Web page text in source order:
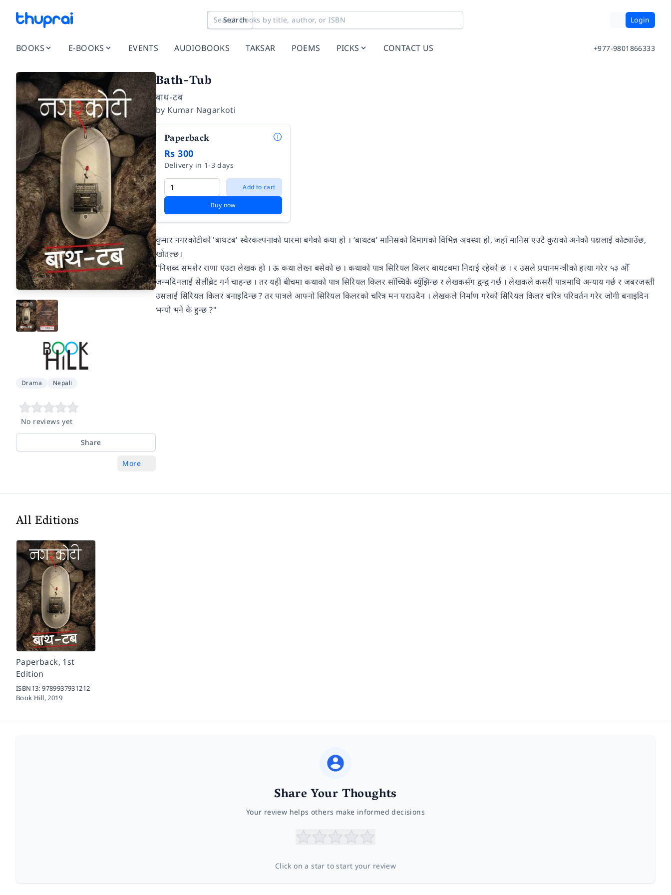
Search Login
BOOKS E-BOOKS EVENTS AUDIOBOOKS TAKSAR POEMS PICKS CONTACT US +977-9801866333
Drama Nepali
No reviews yet
Share
More
Bath-Tub
बाथ-टब
by Kumar Nagarkoti
Paperback
Rs 300
Delivery in 1-3 days
Add to cart
Buy now
कुमार नगरकोटीको 'बाथटब' स्वैरकल्पनाको धारमा बगेको कथा हो । ‘बाथटब’ मानिसको दिमागको विभिन्न अवस्था हो, जहाँ मानिस एउटै कुराको अनेकौ पक्षलाई कोट्याउँछ,
खोतल्छ।
"निशब्द समशेर राणा एउटा लेखक हो । ऊ कथा लेख्न बसेको छ । कथाको पात्र सिरियल किलर बाथटबमा निदाई रहेको छ । र उसले प्रधानमन्त्रीको हत्या गरेर ५३ औँ
जन्मदिनलाई सेलीब्रेट गर्न चाहन्छ । तर यही बीचमा कथाको पात्र सिरियल किलर साँच्चिकै ब्युँझिन्छ र लेखकसँग द्वन्द्व गर्छ । लेखकले कसरी पात्रमाथि अन्याय गर्छ र जबरजस्ती
उसलाई सिरियल किलर बनाइदिन्छ ? तर पात्रले आफ्नो सिरियल किलरको चरित्र मन पराउदैन । लेखकले निर्माण गरेको सिरियल किलर चरित्र परिवर्तन गरेर जोगी बनाइदिन
भन्यो भने के हुन्छ ?"
All Editions
Paperback, 1st
Edition
ISBN13:9789937931212
Book Hill,2019
Share Your Thoughts
Your review helps others make informed decisions
Click on a star to start your review